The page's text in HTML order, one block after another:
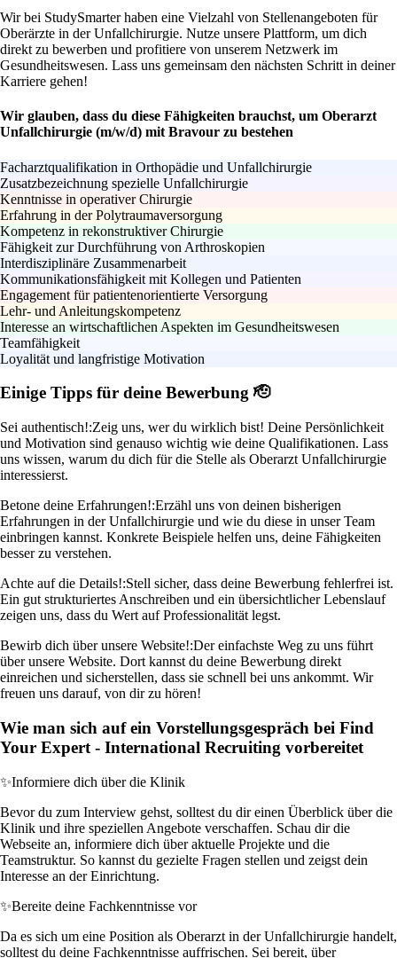
Wir bei StudySmarter haben eine Vielzahl von Stellenangeboten für
Oberärzte in der Unfallchirurgie. Nutze unsere Plattform, um dich
direkt zu bewerben und profitiere von unserem Netzwerk im
Gesundheitswesen. Lass uns gemeinsam den nächsten Schritt in deiner
Karriere gehen!
Wir glauben, dass du diese Fähigkeiten brauchst, um Oberarzt
Unfallchirurgie (m/w/d) mit Bravour zu bestehen
Facharztqualifikation in Orthopädie und Unfallchirurgie
Zusatzbezeichnung spezielle Unfallchirurgie
Kenntnisse in operativer Chirurgie
Erfahrung in der Polytraumaversorgung
Kompetenz in rekonstruktiver Chirurgie
Fähigkeit zur Durchführung von Arthroskopien
Interdisziplinäre Zusammenarbeit
Kommunikationsfähigkeit mit Kollegen und Patienten
Engagement für patientenorientierte Versorgung
Lehr- und Anleitungskompetenz
Interesse an wirtschaftlichen Aspekten im Gesundheitswesen
Teamfähigkeit
Loyalität und langfristige Motivation
Einige Tipps für deine Bewerbung 🫡
Sei authentisch!:Zeig uns, wer du wirklich bist! Deine Persönlichkeit
und Motivation sind genauso wichtig wie deine Qualifikationen. Lass
uns wissen, warum du dich für die Stelle als Oberarzt Unfallchirurgie
interessierst.
Betone deine Erfahrungen!:Erzähl uns von deinen bisherigen
Erfahrungen in der Unfallchirurgie und wie du diese in unser Team
einbringen kannst. Konkrete Beispiele helfen uns, deine Fähigkeiten
besser zu verstehen.
Achte auf die Details!:Stell sicher, dass deine Bewerbung fehlerfrei ist.
Ein gut strukturiertes Anschreiben und ein übersichtlicher Lebenslauf
zeigen uns, dass du Wert auf Professionalität legst.
Bewirb dich über unsere Website!:Der einfachste Weg zu uns führt
über unsere Website. Dort kannst du deine Bewerbung direkt
einreichen und sicherstellen, dass sie schnell bei uns ankommt. Wir
freuen uns darauf, von dir zu hören!
Wie man sich auf ein Vorstellungsgespräch bei Find
Your Expert - International Recruiting vorbereitet
✨Informiere dich über die Klinik
Bevor du zum Interview gehst, solltest du dir einen Überblick über die
Klinik und ihre speziellen Angebote verschaffen. Schau dir die
Webseite an, informiere dich über aktuelle Projekte und die
Teamstruktur. So kannst du gezielte Fragen stellen und zeigst dein
Interesse an der Einrichtung.
✨Bereite deine Fachkenntnisse vor
Da es sich um eine Position als Oberarzt in der Unfallchirurgie handelt,
solltest du deine Fachkenntnisse auffrischen. Sei bereit, über